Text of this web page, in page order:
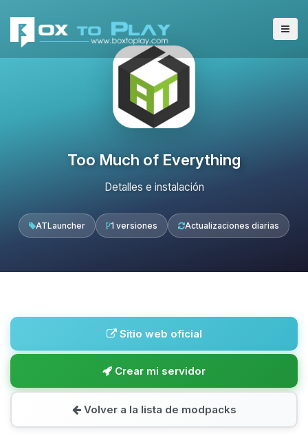
Too Much of Everything
Detalles e instalación
ATLauncher 1 versiones Actualizaciones diarias
Sitio web oficial
Crear mi servidor
Volver a la lista de modpacks